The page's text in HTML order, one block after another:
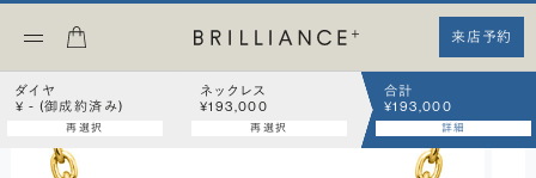
来店予約
ダイヤ
¥ - (御成約済み)
再選択
ネックレス
¥193,000
再選択
合計
¥193,000
詳細